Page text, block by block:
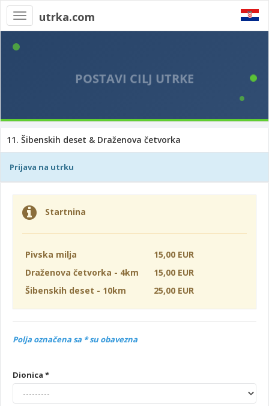
Toggle
navigation
utrka.com
11. Šibenskih deset & Draženova četvorka
Prijava na utrku
Startnina
Pivska milja
15,00 EUR
Draženova četvorka - 4km
15,00 EUR
Šibenskih deset - 10km
25,00 EUR
Polja označena sa * su obavezna
Dionica *